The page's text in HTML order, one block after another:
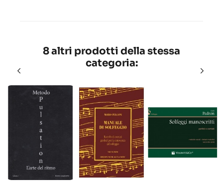
8 altri prodotti della stessa
categoria: